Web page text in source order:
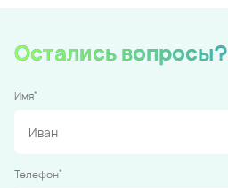
Остались вопросы?
Имя*
Телефон*